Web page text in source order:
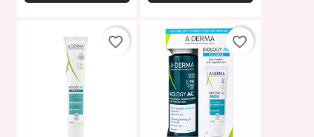
favorite_border favorite_border